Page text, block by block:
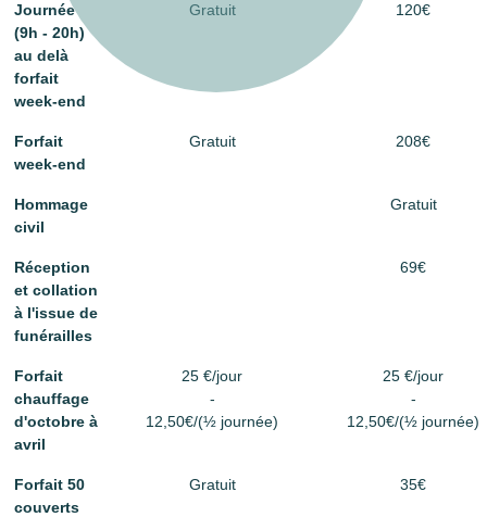
Journée
(9h - 20h)
au delà
forfait
week-end
Gratuit 120€
Forfait
week-end
Gratuit 208€
Hommage
civil
Gratuit
Réception
et collation
à l'issue de
funérailles
69€
Forfait
chauffage
d'octobre à
avril
25 €/jour
-
12,50€/(½ journée)
25 €/jour
-
12,50€/(½ journée)
Forfait 50
couverts
Gratuit 35€